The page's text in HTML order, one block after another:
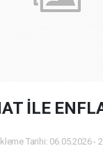
İLE
Tarihi: 06.05.2026 -